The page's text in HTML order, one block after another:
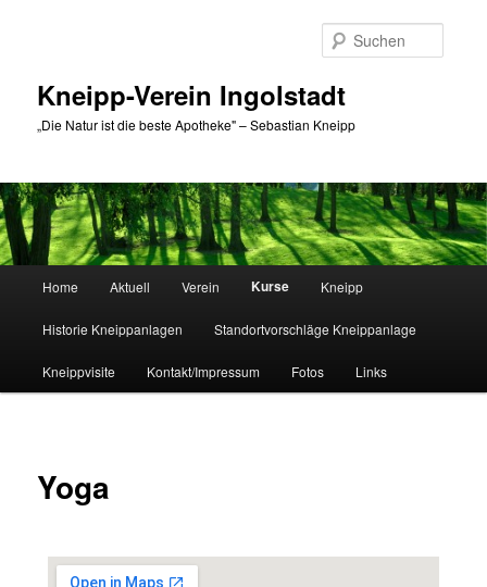
Kneipp-Verein Ingolstadt
„Die Natur ist die beste Apotheke" – Sebastian Kneipp
Home Aktuell Verein Kurse Kneipp
Historie Kneippanlagen Standortvorschläge Kneippanlage
Kneippvisite Kontakt/Impressum Fotos Links
Yoga